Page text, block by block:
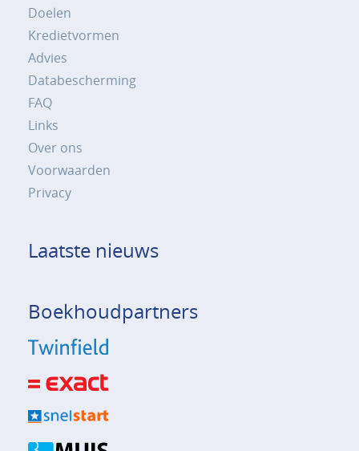
Doelen
Kredietvormen
Advies
Databescherming
FAQ
Links
Over ons
Voorwaarden
Privacy
Laatste nieuws
Boekhoudpartners